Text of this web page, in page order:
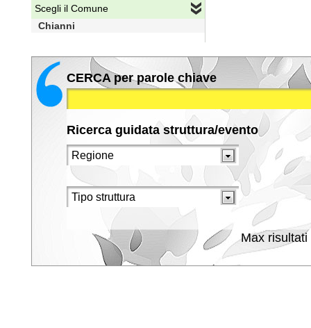
Scegli il Comune
Chianni
CERCA per parole chiave
Ricerca guidata struttura/evento
Max risultati